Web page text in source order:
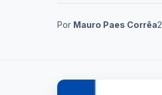
Por Mauro Paes Corrêa